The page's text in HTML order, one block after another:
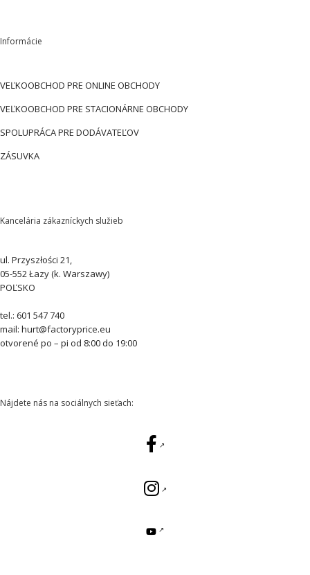
Informácie
VEĽKOOBCHOD PRE ONLINE OBCHODY
VEĽKOOBCHOD PRE STACIONÁRNE OBCHODY
SPOLUPRÁCA PRE DODÁVATEĽOV
ZÁSUVKA
Kancelária zákazníckych služieb
ul. Przyszłości 21,
05-552 Łazy (k. Warszawy)
POĽSKO
tel.: 601 547 740
mail: hurt@factoryprice.eu
otvorené po – pi od 8:00 do 19:00
Nájdete nás na sociálnych sieťach: